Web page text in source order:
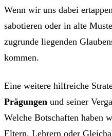
Wenn wir uns dabei
sabotieren oder in alte
zugrunde liegenden
kommen.
Eine weitere hilfreiche
Prägungen und seiner
Welche Botschaften haben
Eltern, Lehrern oder